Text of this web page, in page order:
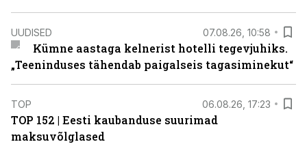
UUDISED 07.08.26, 10:58
Kümne aastaga kelnerist hotelli tegevjuhiks.
„Teeninduses tähendab paigalseis tagasiminekut“
TOP 06.08.26, 17:23
TOP 152 | Eesti kaubanduse suurimad
maksuvõlglased